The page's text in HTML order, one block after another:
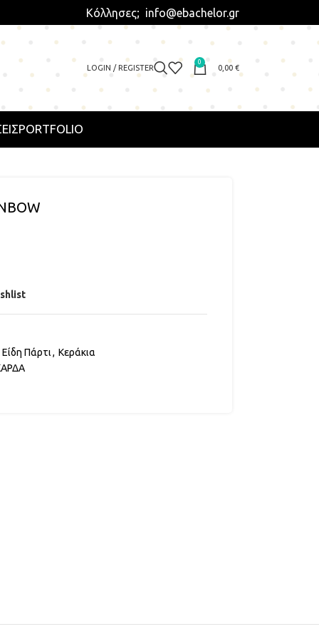
Κόλλησες; info@ebachelor.gr
LOGIN / REGISTER
0
0,00 €
PORTFOLIO
Είδη Πάρτι, Κεράκια